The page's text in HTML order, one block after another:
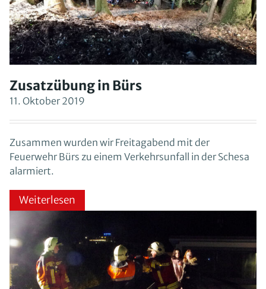
Zusatzübung in Bürs
11. Oktober 2019
Zusammen wurden wir Freitagabend mit der
Feuerwehr Bürs zu einem Verkehrsunfall in der Schesa
alarmiert.
Weiterlesen